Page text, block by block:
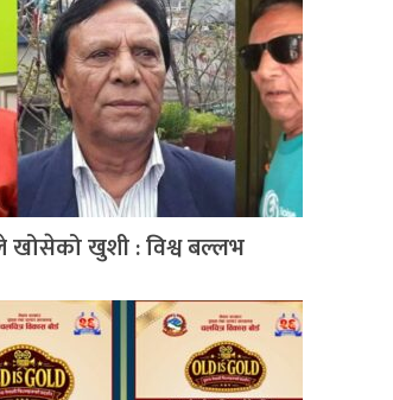
खोसेको खुशी : विश्व बल्लभ